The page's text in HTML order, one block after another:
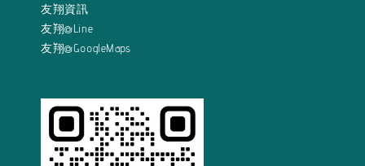
友翔資訊
友翔@Line
友翔@GoogleMaps